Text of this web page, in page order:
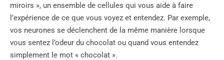
miroirs », un ensemble de cellules qui vous aide à faire
l’expérience de ce que vous voyez et entendez. Par exemple,
vos neurones se déclenchent de la même manière lorsque
vous sentez l’odeur du chocolat ou quand vous entendez
simplement le mot « chocolat ».